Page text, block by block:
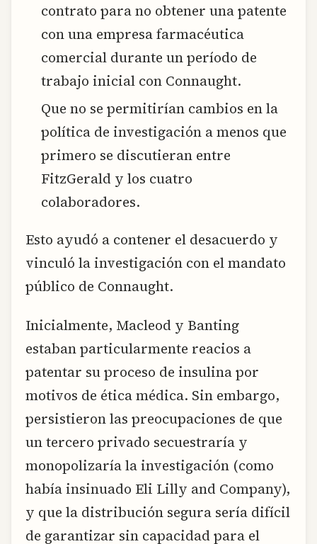
contrato para no obtener una patente
con una empresa farmacéutica
comercial durante un período de
trabajo inicial con Connaught.
Que no se permitirían cambios en la
política de investigación a menos que
primero se discutieran entre
FitzGerald y los cuatro
colaboradores.
Esto ayudó a contener el desacuerdo y
vinculó la investigación con el mandato
público de Connaught.
Inicialmente, Macleod y Banting
estaban particularmente reacios a
patentar su proceso de insulina por
motivos de ética médica. Sin embargo,
persistieron las preocupaciones de que
un tercero privado secuestraría y
monopolizaría la investigación (como
había insinuado Eli Lilly and Company),
y que la distribución segura sería difícil
de garantizar sin capacidad para el